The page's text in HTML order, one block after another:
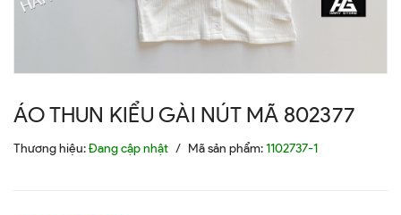
ÁO THUN KIỂU GÀI NÚT MÃ 802377
Thương hiệu:Đang cập nhật / Mã sản phẩm:1102737-1